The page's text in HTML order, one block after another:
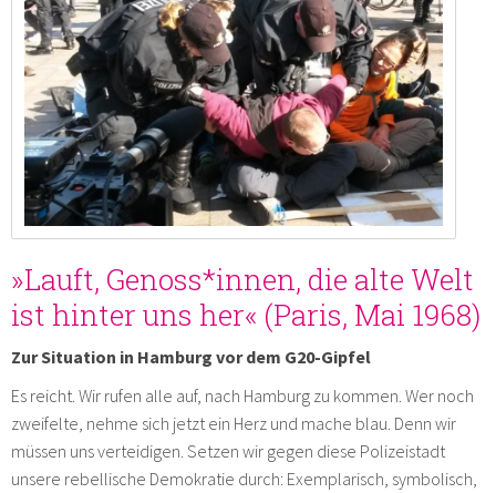
»Lauft, Genoss*innen, die alte Welt
ist hinter uns her« (Paris, Mai 1968)
Zur Situation in Hamburg vor dem G20-Gipfel
Es reicht. Wir rufen alle auf, nach Hamburg zu kommen. Wer noch
zweifelte, nehme sich jetzt ein Herz und mache blau. Denn wir
müssen uns verteidigen. Setzen wir gegen diese Polizeistadt
unsere rebellische Demokratie durch: Exemplarisch, symbolisch,